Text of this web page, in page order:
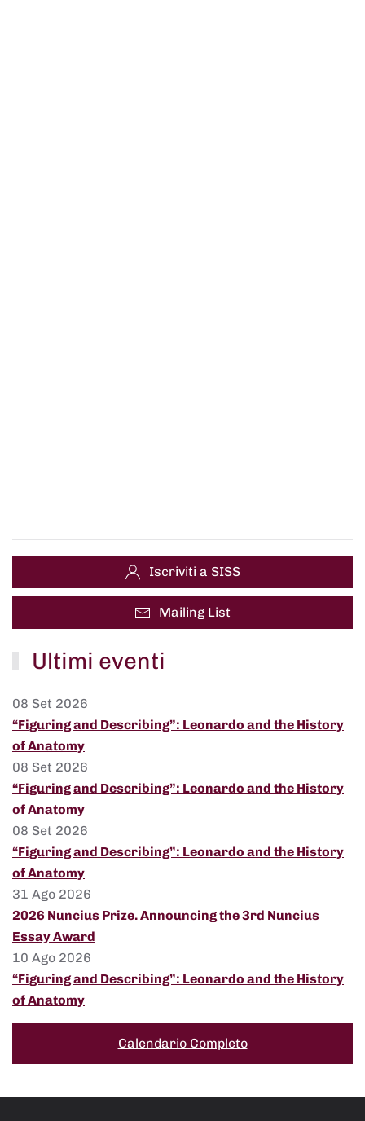
Iscriviti a SISS
Mailing List
Ultimi eventi
08 Set 2026
“Figuring and Describing”: Leonardo and the History
of Anatomy
08 Set 2026
“Figuring and Describing”: Leonardo and the History
of Anatomy
08 Set 2026
“Figuring and Describing”: Leonardo and the History
of Anatomy
31 Ago 2026
2026 Nuncius Prize. Announcing the 3rd Nuncius
Essay Award
10 Ago 2026
“Figuring and Describing”: Leonardo and the History
of Anatomy
Calendario Completo